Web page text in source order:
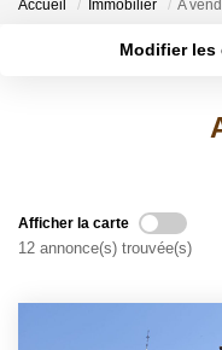
Accueil Immobilier A
Modifier les
Afficher la carte
12 annonce(s) trouvée(s)